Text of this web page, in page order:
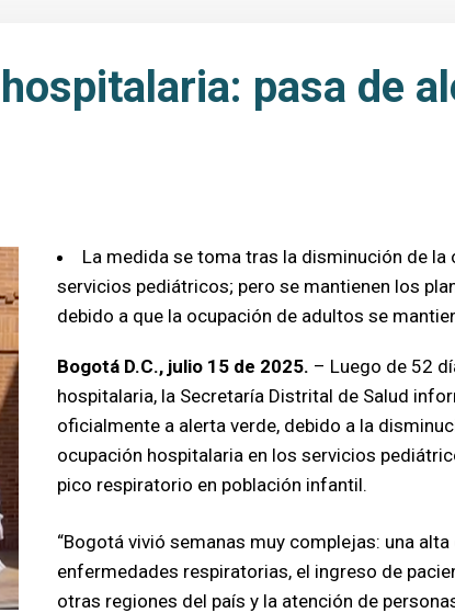
pasa de
La medida se toma tras la disminución de la
servicios pediátricos; pero se mantienen los
debido a que la ocupación de adultos se
Bogotá D.C., julio 15 de 2025. – Luego de 52
hospitalaria, la Secretaría Distrital de Salud
oficialmente a alerta verde, debido a la
ocupación hospitalaria en los servicios
pico respiratorio en población infantil.
“Bogotá vivió semanas muy complejas: una
enfermedades respiratorias, el ingreso de
otras regiones del país y la atención de